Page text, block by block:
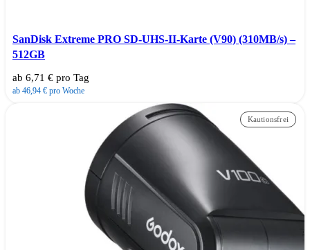
SanDisk Extreme PRO SD-UHS-II-Karte (V90) (310MB/s) –
512GB
ab 6,71 € pro Tag
ab 46,94 € pro Woche
Kautionsfrei